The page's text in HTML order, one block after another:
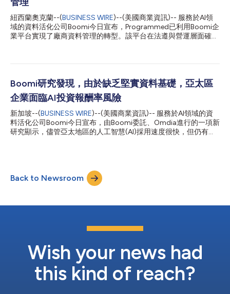
平均面臨高達210萬美元的額外成本風險，這些成本來自法遵罰
款、客戶流失、營運中斷以及返工。相較之下，具備「代理可控」
能力（即準備度排名前四分之一）的企業則審慎且自信得多：55%
的企業表示對其代理的行動和決策具有高度信心，而在「代理混
亂」企業中，這一比例僅為22%。 Boomi董事長兼執行長Steve
紐西蘭奧克蘭--(BUSINESS WIRE)--(美國商業資訊)-- 服務於AI領
域的資料活化公司Boomi今日宣布，Programmed已利用Boomi企
業平台實現了廠商資料管理的轉型。該平台在法遵與營運層面確立
運、人員配置及維修服務供應商。公司為採礦、政府、教育和基礎
訓及勞動力解決方案。鑑於其業務規模龐大，廠商資訊已成為關鍵
的營運基礎設施，而由於資訊分散在各個業務部門和應用程式中，
微小的資料問題往往會迅速演變成業務風險。Programmed希望在
其建築與設施管理業務中，對超過18,000家活躍廠商的管理工作
能夠實現更高水準的一致性。 在缺乏單一事實來源的情況下，廠
商篩選過程變得異常繁瑣，不同業務部門之間往往會重複進行法遵
檢查。為了在企業範圍內建立廠商資訊的統一視圖，Programmed
Boomi研究發現，由於缺乏堅實資料基礎，亞太區
企業面臨AI投資報酬率風險
新加坡--(BUSINESS WIRE)--(美國商業資訊)-- 服務於AI領域的資
料活化公司Boomi今日宣布，由Boomi委託、Omdia進行的一項新
研究顯示，儘管亞太地區的人工智慧(AI)採用速度很快，但仍有大
開AI計畫。九成的受訪者認為，AI賦能的自動化將在兩到三年內顯
著重塑其業務流程。 儘管普及動力強勁，但目前只有46%的企業
採用了以平台為主導的整合方法，這彰顯了AI雄心與執行能力之間
效衡量AI計畫的成功與否，這在評估投資報酬率時是一個關鍵的缺
業正在快速推進AI，但研究顯示，許多企業似乎仍將AI視為更廣泛
技術支出的延伸，而不是一項策略性的業務轉型計畫。採用AI與實
果沒有統一的整合、治理和資料品質架構，每一...
Back to Newsroom
Wish your news had
this kind of reach?